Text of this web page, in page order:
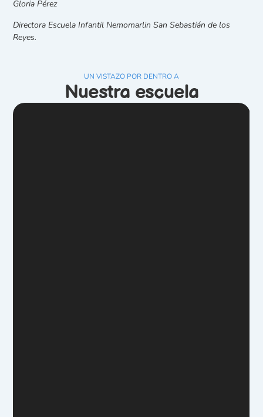
Gloria Pérez
Directora Escuela Infantil Nemomarlin San Sebastián de los
Reyes.
UN VISTAZO POR DENTRO A
Nuestra escuela